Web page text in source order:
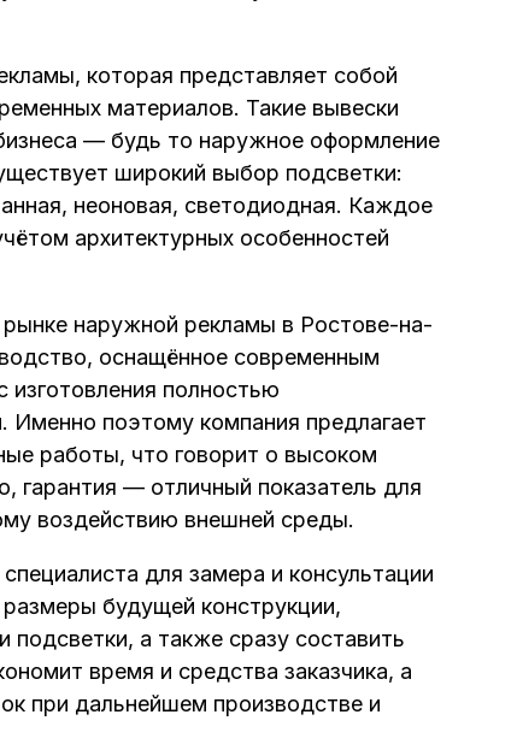
которая представляет собой
материалов. Такие вывески
— будь то наружное оформление
широкий выбор подсветки:
неоновая, светодиодная. Каждое
архитектурных особенностей
наружной рекламы в Ростове-на-
оснащённое современным
полностью
Именно поэтому компания предлагает
работы, что говорит о высоком
гарантия — отличный показатель для
воздействию внешней среды.
для замера и консультации
будущей конструкции,
подсветки, а также сразу составить
время и средства заказчика, а
при дальнейшем производстве и